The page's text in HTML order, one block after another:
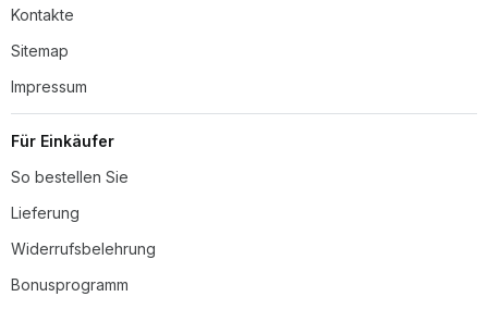
Kontakte
Sitemap
Impressum
Für Einkäufer
So bestellen Sie
Lieferung
Widerrufsbelehrung
Bonusprogramm